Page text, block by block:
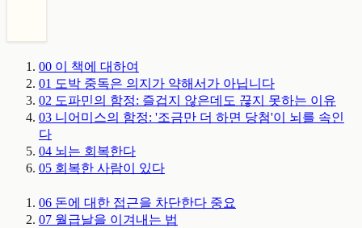
00 이 책에 대하여
01 도박 중독은 의지가 약해서가 아닙니다
02 도파민의 함정: 즐겁지 않은데도 끊지 못하는 이유
03 니어미스의 함정: '조금만 더 하면 당첨'이 뇌를 속인
다
04 뇌는 회복한다
05 회복한 사람이 있다
06 돈에 대한 접근을 차단한다 중요
07 월급날을 이겨내는 법